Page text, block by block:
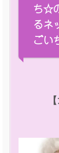
ち☆
るネ
ごい